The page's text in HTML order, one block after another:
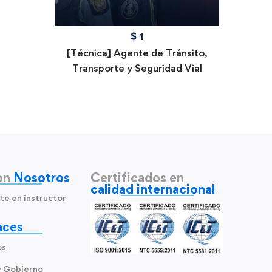
$ 1
[Técnica] Agente de Tránsito,
Transporte y Seguridad Vial
Nosotros
en instructor
Gobierno
Certificados en
calidad internacional